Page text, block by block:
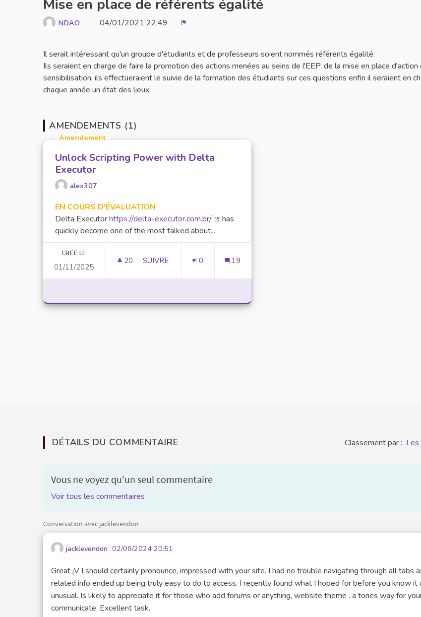
Mise en place de référents égalité
NDAO 04/01/2021 22:49
Il serait intéressant qu'un groupe d'étudiants et de professeurs soient nommés référents égalité.
Ils seraient en charge de faire la promotion des actions menées au seins de l'EEP, de la mise en place d'action
sensibilisation, ils effectueraient le suivie de la formation des étudiants sur ces questions enfin il seraient en
chaque année un état des lieux.
AMENDEMENTS (1)
Amendement
Unlock Scripting Power with Delta
Executor
alex307
EN COURS D'ÉVALUATION
Delta Executorhttps://delta-executor.com.br/
has
quickly become one of the most talked about...
CRÉÉ LE
01/11/2025
20 20 ABONNÉS
SUIVRE 0 19
DÉTAILS DU COMMENTAIRE Classement par : Les
Vous ne voyez qu'un seul commentaire
Voir tous les commentaires
Conversation avec jacklevendon
jacklevendon 02/08/2024 20:51
Great ¡V I should certainly pronounce, impressed with your site. I had no trouble navigating through all tabs
related info ended up being truly easy to do to access. I recently found what I hoped for before you know it
unusual. Is likely to appreciate it for those who add forums or anything, website theme . a tones way for
communicate. Excellent task..